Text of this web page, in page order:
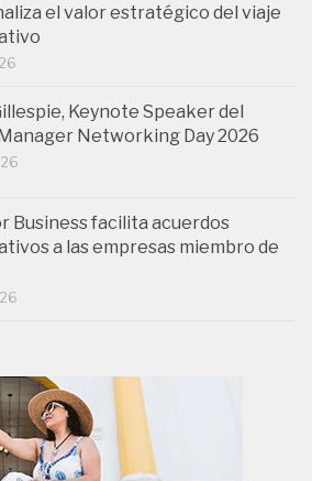
el valor estratégico del viaje
Keynote Speaker del
Networking Day 2026
Business facilita acuerdos
a las empresas miembro de